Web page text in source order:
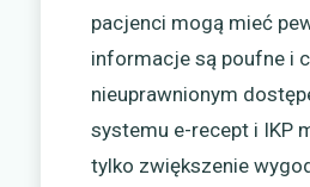
pacjenci mogą mieć
informacje są poufne i
nieuprawnionym
systemu e-recept i IKP
tylko zwiększenie